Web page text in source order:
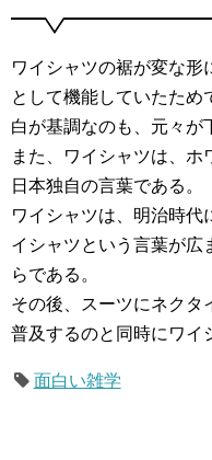
ワイシャツの裾が変な形
として機能していたため
白が基調なのも、元々が
また、ワイシャツは、
日本独自の言葉である。
ワイシャツは、明治時代
イシャツという言葉が広
らである。
その後、スーツにネクタ
普及するのと同時にワイ
面白い雑学